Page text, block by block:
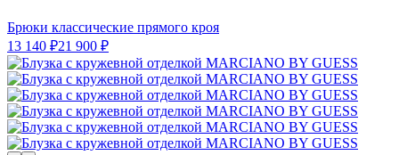
Брюки классические прямого кроя
13 140 ₽21 900 ₽